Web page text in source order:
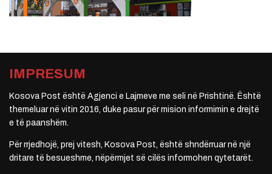
IMPRESUM
Kosova Post është Agjenci e Lajmeve me seli në Prishtinë. Është
themeluar në vitin 2016, duke pasur për mision informimin e drejtë
e të paanshëm.
Për rrjedhojë, prej vitesh, Kosova Post, është shndërruar në një
dritare të besueshme, nëpërmjet së cilës informohen qytetarët.